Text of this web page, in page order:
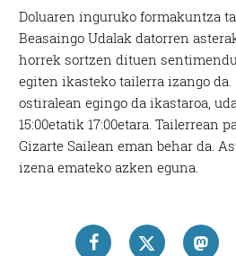
Doluaren inguruko formakuntza
Beasaingo Udalak datorren
horrek sortzen dituen
egiten ikasteko tailerra izango
ostiralean egingo da ikastaroa,
15:00etatik 17:00etara. Tailerrean
Gizarte Sailean eman behar da.
izena emateko azken eguna.